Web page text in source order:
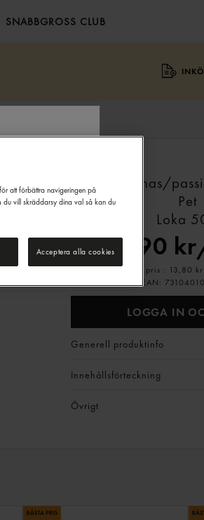
SNABBGROSS CLUB
Loka Ananas/
Pet
Loka
6,90
Jmf.pris : 13,80
EAN:
LOGGA IN
Generell produktinfo
Innehållsförteckning
Övrigt
att förbättra navigeringen på
du vill skräddarsy dina val så kan du
Acceptera alla cookies